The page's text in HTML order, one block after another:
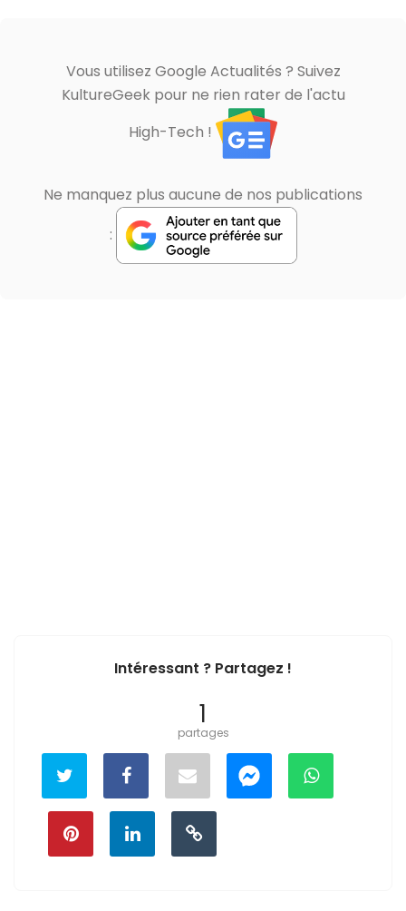
Vous utilisez Google Actualités ? Suivez
KultureGeek pour ne rien rater de l'actu
High-Tech !
Ne manquez plus aucune de nos publications
:
Intéressant ? Partagez !
1
partages